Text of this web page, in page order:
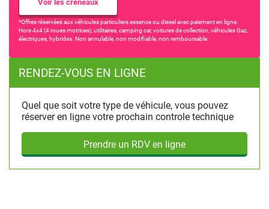
Voir les créneaux
*Offres réservées aux véhicules particuliers essence ou diesel avec paiement en ligne.
Hors 4x4 (4 roues motrices), utilitaires, camping car, voitures de collection, véhicules Gaz,
électriques, hybrides. Non annulable, non modifiable, non remboursable.
RENDEZ-VOUS EN LIGNE
Quel que soit votre type de véhicule, vous pouvez
réserver en ligne votre prochain controle technique
Prendre un RDV en ligne